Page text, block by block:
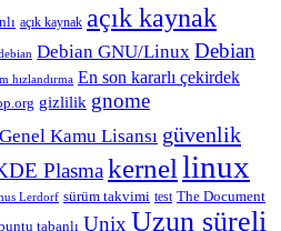
açık kaynak açık kaynak
Debian GNU/Linux Debian
hızlandırma En son kararlı çekirdek
gizlilik gnome
Kamu Lisansı güvenlik
Plasmakernel linux
Lerdorf sürüm takvimi test The Document
tabanlı Unix Uzun süreli